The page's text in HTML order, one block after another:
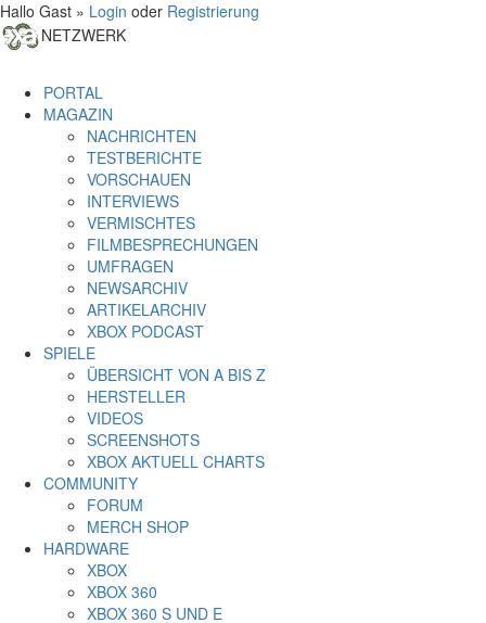
Hallo Gast » Login oder Registrierung
NETZWERK
PORTAL
MAGAZIN
NACHRICHTEN
TESTBERICHTE
VORSCHAUEN
INTERVIEWS
VERMISCHTES
FILMBESPRECHUNGEN
UMFRAGEN
NEWSARCHIV
ARTIKELARCHIV
XBOX PODCAST
SPIELE
ÜBERSICHT VON A BIS Z
HERSTELLER
VIDEOS
SCREENSHOTS
XBOX AKTUELL CHARTS
COMMUNITY
FORUM
MERCH SHOP
HARDWARE
XBOX
XBOX 360
XBOX 360 S UND E